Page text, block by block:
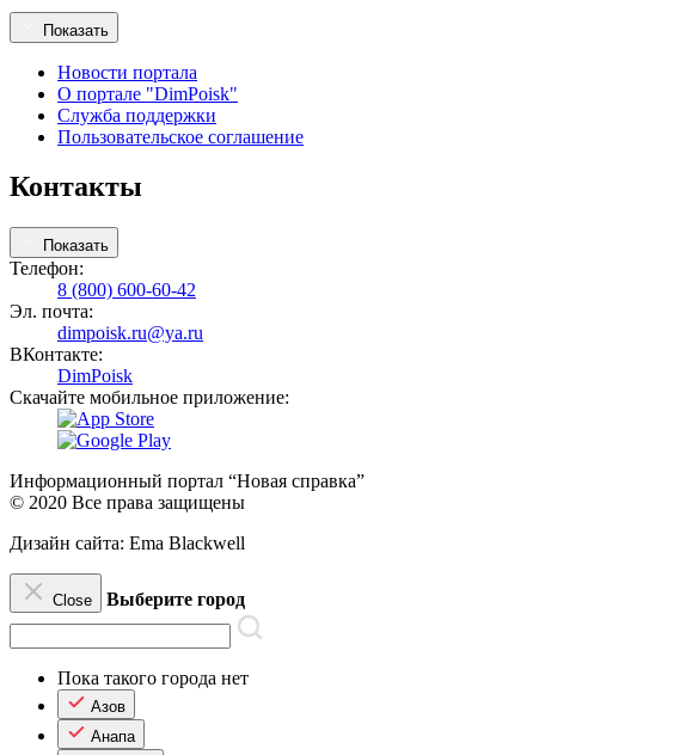
Показать
Новости портала
О портале "DimPoisk"
Служба поддержки
Пользовательское соглашение
Контакты
Показать
Телефон:
8 (800) 600-60-42
Эл. почта:
dimpoisk.ru@ya.ru
ВКонтакте:
DimPoisk
Скачайте мобильное приложение:
Информационный портал “Новая справка”
© 2020 Все права защищены
Дизайн сайта: Ema Blackwell
Close Выберите город
Пока такого города нет
Азов
Анапа